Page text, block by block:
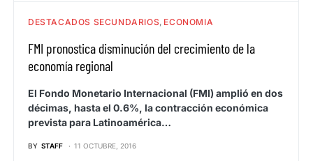
DESTACADOS SECUNDARIOS ECONOMIA
FMI pronostica disminución del crecimiento de la
economía regional
El Fondo Monetario Internacional (FMI) amplió en dos
décimas, hasta el 0.6%, la contracción económica
prevista para Latinoamérica…
BY STAFF 11 OCTUBRE, 2016